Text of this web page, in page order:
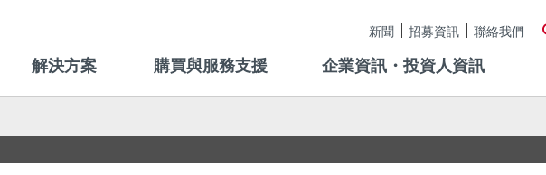
新聞 招募資訊 聯絡我們
解決方案 購買與服務支援 企業資訊・投資人資訊